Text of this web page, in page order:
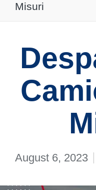
Misuri
August 6, 2023